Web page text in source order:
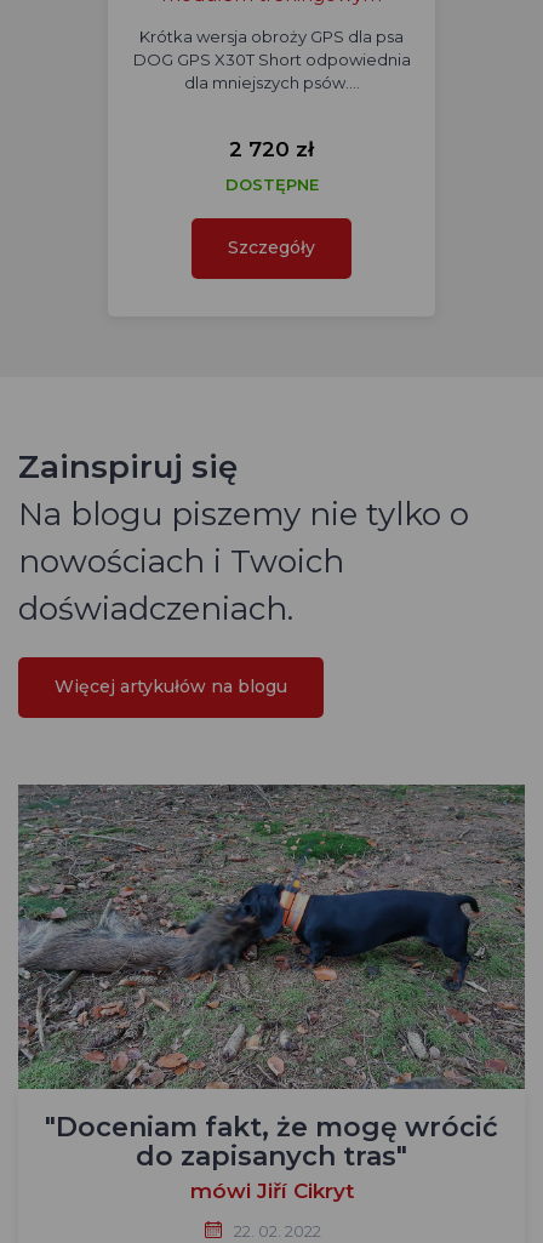
Krótka wersja obroży GPS dla psa
DOG GPS X30T Short odpowiednia
dla mniejszych psów.…
2 720 zł
DOSTĘPNE
Szczegóły
Zainspiruj się
Na blogu piszemy nie tylko o
nowościach i Twoich
doświadczeniach.
Więcej artykułów na blogu
"Doceniam fakt, że mogę wrócić
do zapisanych tras"
mówi Jiří Cikryt
22. 02. 2022